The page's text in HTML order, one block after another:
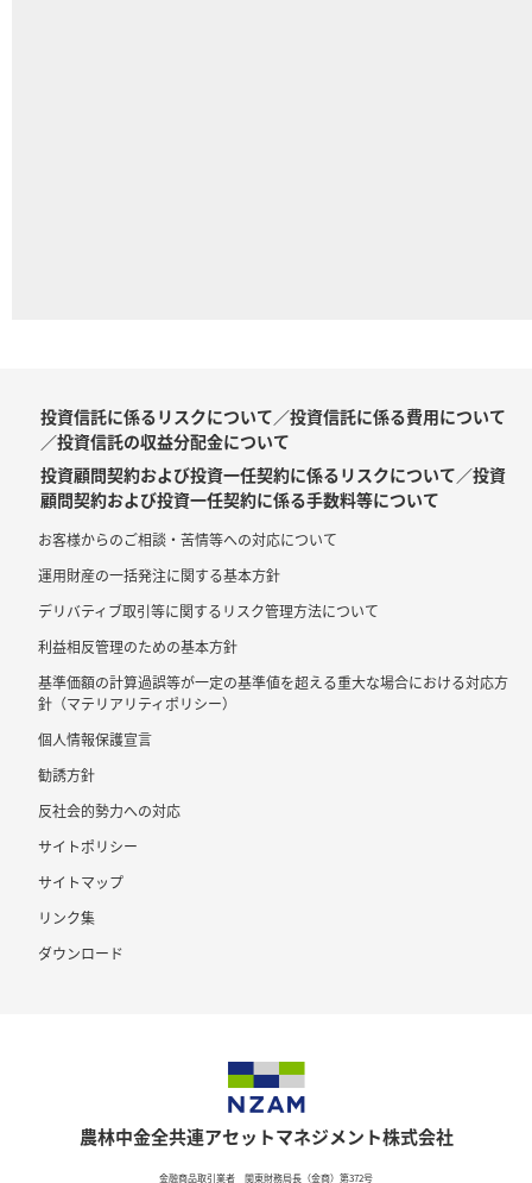
投資信託に係るリスクについて／投資信託に係る費用について
／投資信託の収益分配金について
投資顧問契約および投資一任契約に係るリスクについて／投資
顧問契約および投資一任契約に係る手数料等について
お客様からのご相談・苦情等への対応について
運用財産の一括発注に関する基本方針
デリバティブ取引等に関するリスク管理方法について
利益相反管理のための基本方針
基準価額の計算過誤等が一定の基準値を超える重大な場合における対応方
針（マテリアリティポリシー）
個人情報保護宣言
勧誘方針
反社会的勢力への対応
サイトポリシー
サイトマップ
リンク集
ダウンロード
農林中金全共連アセットマネジメント株式会社
金融商品取引業者 関東財務局長（金商）第372号